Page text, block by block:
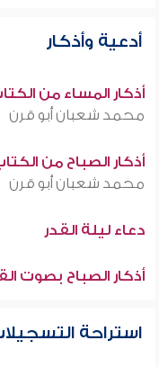
أدعية وأذكار
أذكار المساء من
محمد شعبان أبو قرن
أذكار الصباح من
محمد شعبان أبو قرن
دعاء ليلة القدر
أذكار الصباح بصوت
استراحة